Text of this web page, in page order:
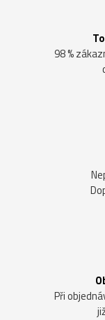
98 %
Při